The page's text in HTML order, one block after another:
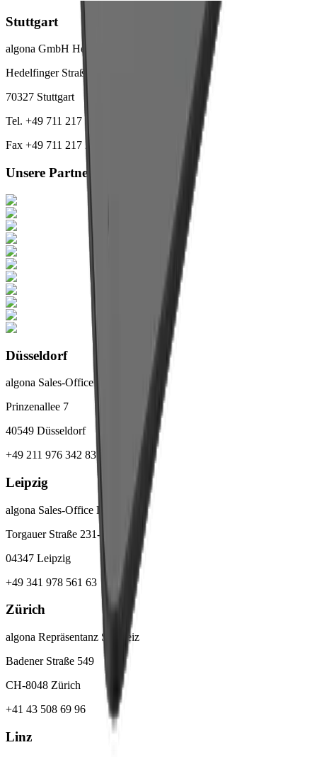
Stuttgart
algona GmbH Headquarters
Hedelfinger Straße 55
70327 Stuttgart
Tel. +49 711 217 282 73
Fax +49 711 217 282 79
Unsere Partner
Düsseldorf
algona Sales-Office Düsseldorf
Prinzenallee 7
40549 Düsseldorf
+49 211 976 342 83
Leipzig
algona Sales-Office Leipzig
Torgauer Straße 231-233
04347 Leipzig
+49 341 978 561 63
Zürich
algona Repräsentanz Schweiz
Badener Straße 549
CH-8048 Zürich
+41 43 508 69 96
Linz